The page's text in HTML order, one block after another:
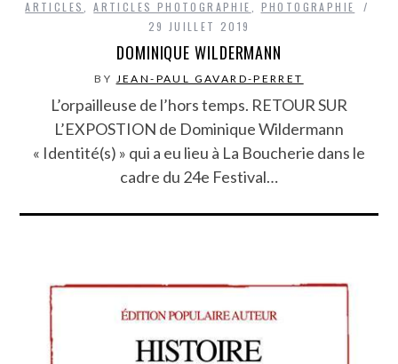
ARTICLES ,ARTICLES PHOTOGRAPHIE
PHOTOGRAPHIE
29 JUILLET 2019
DOMINIQUE WILDERMANN
BY JEAN-PAUL GAVARD-PERRET
L’orpailleuse de l’hors temps. RETOUR SUR
L’EXPOSTION de Dominique Wildermann
« Identité(s) » qui a eu lieu à La Boucherie dans le
cadre du 24e Festival…